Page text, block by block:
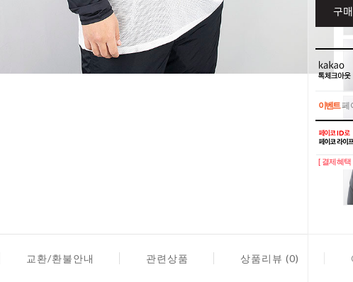
구
이벤트페
이벤트페
[ 결제혜
교환/환불안내 관련상품 상품리뷰 (0)